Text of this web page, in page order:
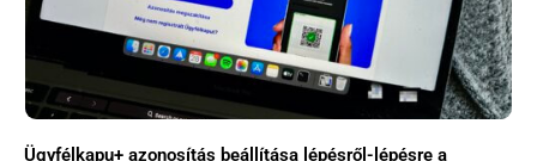
Ügyfélkapu+ azonosítás beállítása lépésről-lépésre a